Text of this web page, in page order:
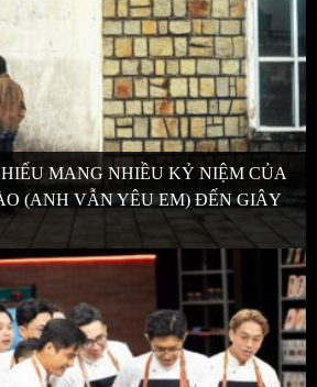
MANG NHIỀU KỶ NIỆM CỦA
(ANH VẪN YÊU EM) ĐẾN GIÂY